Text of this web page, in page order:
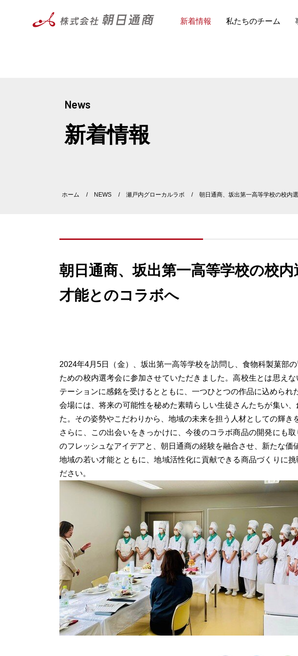
新着情報 私たちのチーム
News
新着情報
ホーム NEWS 瀬戸内グローカルラボ 朝日通商、坂出第一高等学校の校内
朝日通商、坂出第一高等学校の校
才能とのコラボへ
2024年4月5日（金）、坂出第一高等学校を訪問し、食物科製菓部
ための校内選考会に参加させていただきました。高校生とは思え
テーションに感銘を受けるとともに、一つひとつの作品に込められ
会場には、将来の可能性を秘めた素晴らしい生徒さんたちが集い
た。その姿勢やこだわりから、地域の未来を担う人材としての輝き
さらに、この出会いをきっかけに、今後のコラボ商品の開発にも
のフレッシュなアイデアと、朝日通商の経験を融合させ、新たな価
地域の若い才能とともに、地域活性化に貢献できる商品づくりに
ださい。